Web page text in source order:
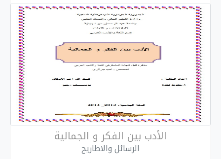
الأدب بين الفكر و الجمالية
الرسائل والاطاريح